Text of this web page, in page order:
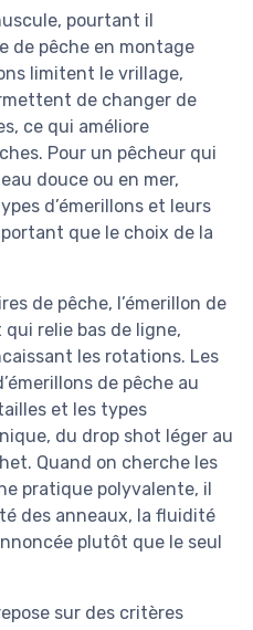
pourtant il
de pêche en montage
limitent le vrillage,
de changer de
ce qui améliore
Pour un pêcheur qui
douce ou en mer,
d’émerillons et leurs
que le choix de la
de pêche, l’émerillon de
relie bas de ligne,
les rotations. Les
de pêche au
et les types
du drop shot léger au
Quand on cherche les
pratique polyvalente, il
des anneaux, la fluidité
plutôt que le seul
sur des critères